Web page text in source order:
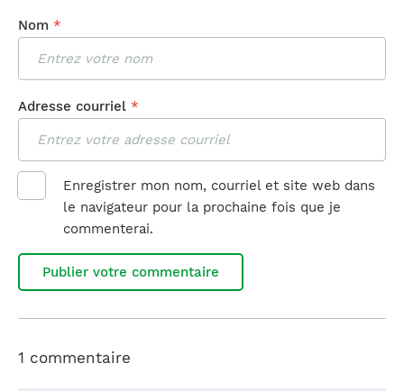
Nom *
Adresse courriel *
Enregistrer mon nom, courriel et site web dans
le navigateur pour la prochaine fois que je
commenterai.
1 commentaire